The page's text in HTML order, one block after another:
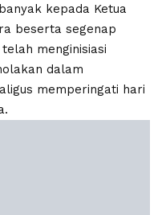
kepada Ketua
beserta segenap
menginisiasi
dalam
memperingati hari